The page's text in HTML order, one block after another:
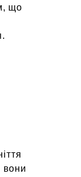
що
вони